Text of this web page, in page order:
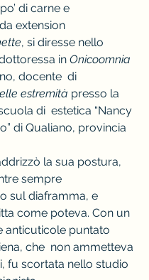
di carne e
extension
, si diresse nello
in Onicoomnia
docente  di
estremità presso la
di  estetica “Nancy
di Qualiano, provincia
la sua postura,
sempre
sul diaframma, e
come poteva. Con un
anticuticole puntato
che  non ammetteva
fu scortata nello studio